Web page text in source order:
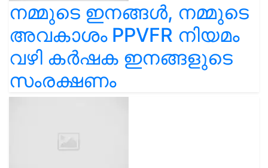
നമ്മുടെ ഇനങ്ങൾ, നമ്മുടെ
അവകാശം PPVFR നിയമം
വഴി കർഷക ഇനങ്ങളുടെ
സംരക്ഷണം